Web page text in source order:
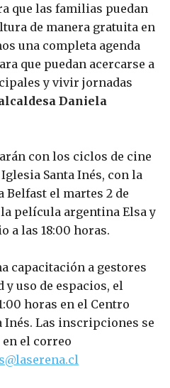
que las familias puedan
de manera gratuita en
una completa agenda
que puedan acercarse a
y vivir jornadas
Daniela
con los ciclos de cine
Santa Inés, con la
el martes 2 de
película argentina Elsa y
a las 18:00 horas.
capacitación a gestores
uso de espacios, el
horas en el Centro
Inés. Las inscripciones se
el correo